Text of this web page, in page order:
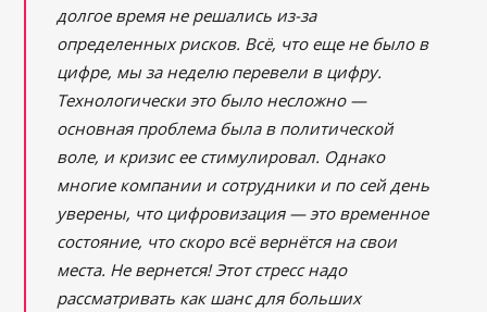
долгое время не решались из-за
определенных рисков. Всё, что еще не было в
цифре, мы за неделю перевели в цифру.
Технологически это было несложно —
основная проблема была в политической
воле, и кризис ее стимулировал. Однако
многие компании и сотрудники и по сей день
уверены, что цифровизация — это временное
состояние, что скоро всё вернётся на свои
места. Не вернется! Этот стресс надо
рассматривать как шанс для больших